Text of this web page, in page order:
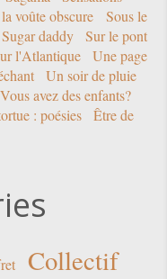
voûte obscure
Sous le
Sugar daddy
Sur le pont
l'Atlantique
Une page
Un soir de pluie
Vous avez des enfants?
: poésies
Être de
Collectif